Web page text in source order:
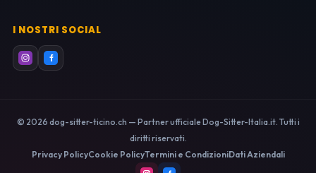
I NOSTRI SOCIAL
© 2026 dog-sitter-ticino.ch — Partner ufficiale Dog-Sitter-Italia.it. Tutti i
diritti riservati.
Privacy PolicyCookie PolicyTermini e CondizioniDati Aziendali